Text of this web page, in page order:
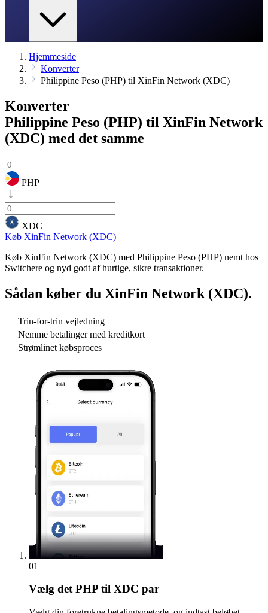
Hjemmeside
Konverter
Philippine Peso (PHP) til XinFin Network (XDC)
Konverter
Philippine Peso (PHP) til XinFin Network
(XDC) med det samme
PHP
XDC
Køb XinFin Network (XDC)
Køb XinFin Network (XDC) med Philippine Peso (PHP) nemt hos
Switchere og nyd godt af hurtige, sikre transaktioner.
Sådan køber du XinFin Network (XDC).
Trin-for-trin vejledning
Nemme betalinger med kreditkort
Strømlinet købsproces
01
Vælg det PHP til XDC par